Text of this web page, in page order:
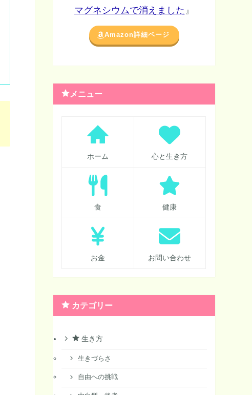
マグネシウムで消えました 』
Amazon詳細ページ
メニュー
ホーム 心と生き方
食 健康
お金 お問い合わせ
カテゴリー
生き方
生きづらさ
自由への挑戦